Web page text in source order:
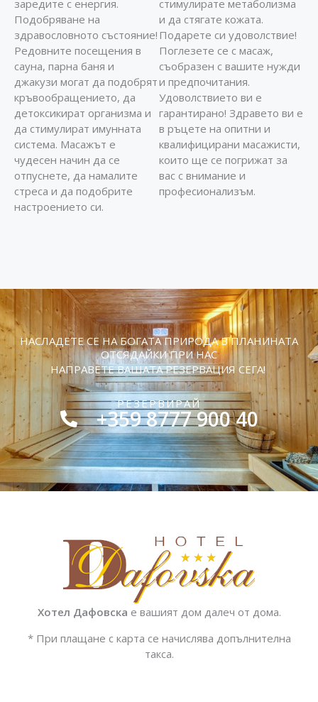
заредите с енергия.
Подобряване на
здравословното състояние!
Редовните посещения в
сауна, парна баня и
джакузи могат да подобрят
кръвообращението, да
детоксикират организма и
да стимулират имунната
система. Масажът е
чудесен начин да се
отпуснете, да намалите
стреса и да подобрите
настроението си.
стимулирате метаболизма
и да стягате кожата.
Подарете си удоволствие!
Поглезете се с масаж,
съобразен с вашите нужди
и предпочитания.
Удоволствието ви е
гарантирано! Здравето ви е
в ръцете на опитни и
квалифицирани масажисти,
които ще се погрижат за
вас с внимание и
професионализъм.
НАСЛАДЕТЕ СЕ НА БОГАТА ПРИРОДА В ПЛАНИНАТА
ОТСЯДАЙКИ ПРИ НАС
НАПРАВЕТЕ ВАШАТА РЕЗЕРВАЦИЯ СЕГА!
РЕЗЕРВИРАЙ
+359 8777 900 40
Хотел Дафовска е вашият дом далеч от дома.
* При плащане с карта се начислява допълнителна
такса.